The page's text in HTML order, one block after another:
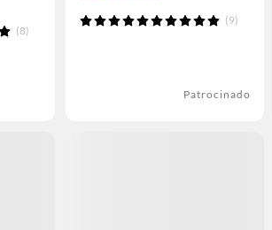
(8)
(9)
Patrocinado